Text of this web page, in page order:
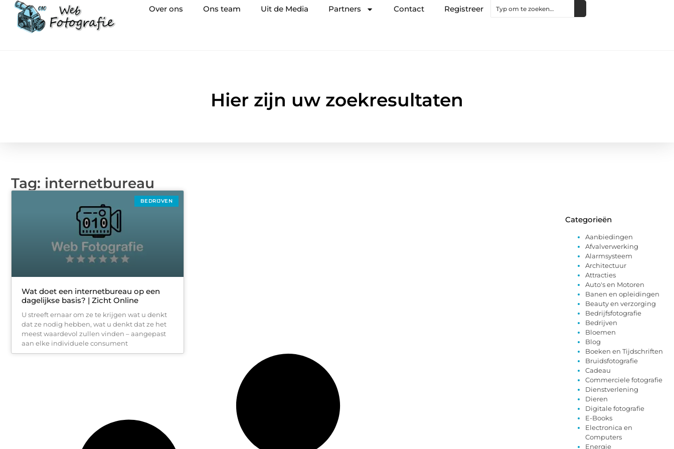
Over ons Ons team Uit de Media Partners Contact Registreer
Hier zijn uw zoekresultaten
Tag: internetbureau
BEDRIJVEN
Wat doet een internetbureau op een
dagelijkse basis? | Zicht Online
U streeft ernaar om ze te krijgen wat u denkt
dat ze nodig hebben, wat u denkt dat ze het
meest waardevol zullen vinden – aangepast
aan elke individuele consument
Categorieën
Aanbiedingen
Afvalverwerking
Alarmsysteem
Architectuur
Attracties
Auto's en Motoren
Banen en opleidingen
Beauty en verzorging
Bedrijfsfotografie
Bedrijven
Bloemen
Blog
Boeken en Tijdschriften
Bruidsfotografie
Cadeau
Commerciele fotografie
Dienstverlening
Dieren
Digitale fotografie
E-Books
Electronica en
Computers
Energie